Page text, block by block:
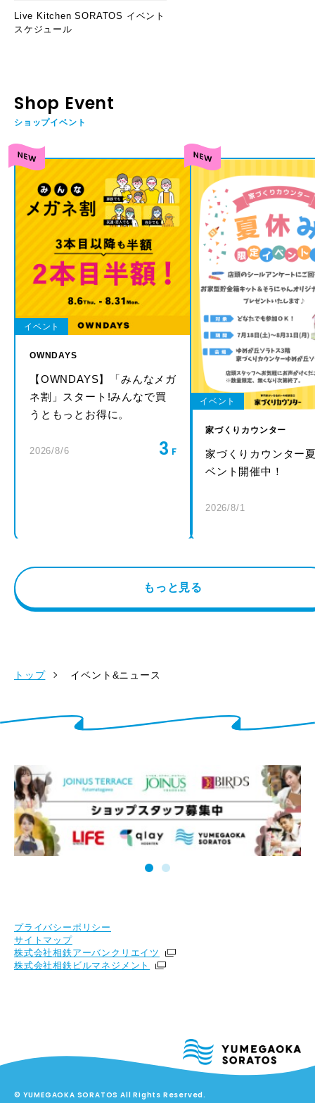
Live Kitchen SORATOS イベント
スケジュール
Shop Event
ショップイベント
イベント
OWNDAYS
【OWNDAYS】「みんなメガ
ネ割」スタート!みんなで買
うともっとお得に。
2026/8/6 3
イベント
家づくりカウンター
家づくりカウンター
ベント開催中！
2026/8/1
もっと見る
トップ イベント&ニュース
プライバシーポリシー
サイトマップ
株式会社相鉄アーバンクリエイツ
株式会社相鉄ビルマネジメント
© YUMEGAOKA SORATOS All Rights Reserved.